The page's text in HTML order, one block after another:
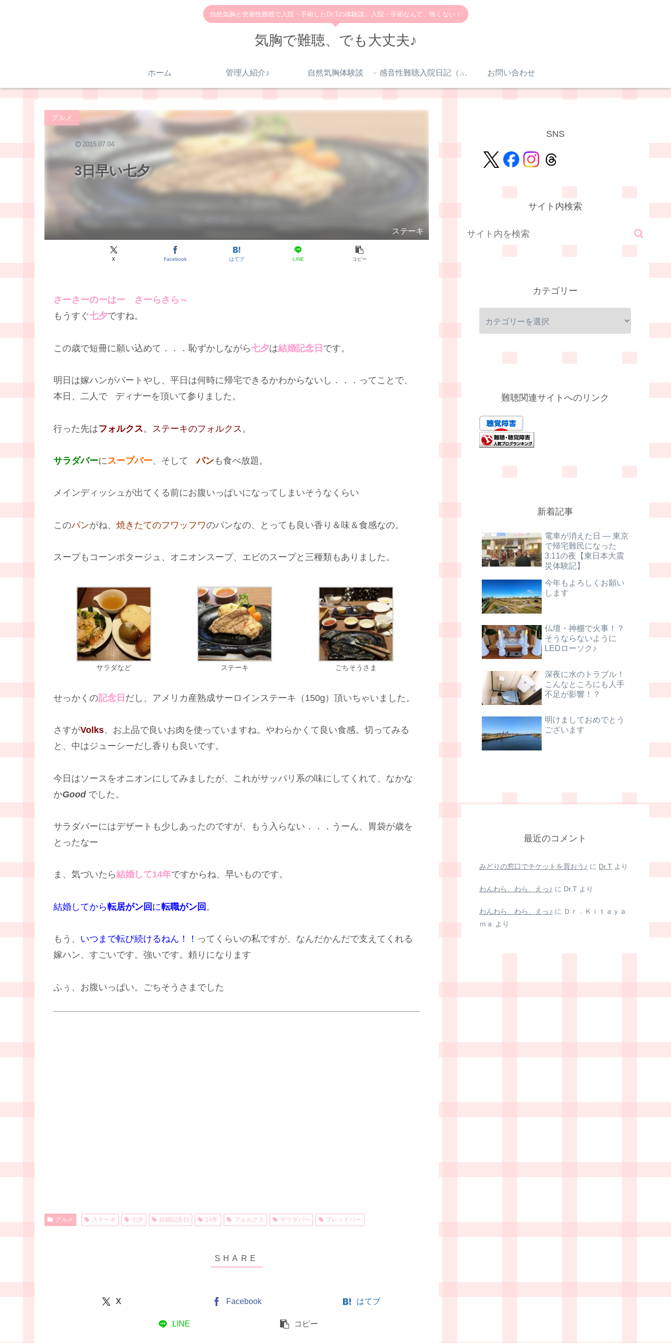
自然気胸と突発性難聴で入院・手術したDr.Tの体験談。入院・手術なんて、怖くない！
気胸で難聴、でも大丈夫♪
ホーム 管理人紹介♪ 自然気胸体験談 感音性難聴入院日記（体験談） お問い合わせ
3日早い七夕
グルメ
ステーキ
X Facebook はてブ LINE コピー
2015.07.04
さーさーのーはー さーらさら～
もうすぐ七夕ですね。
この歳で短冊に願い込めて．．．恥ずかしながら七夕は結婚記念日 です。
明日は嫁ハンがパートやし、平日は何時に帰宅できるかわからないし．．．ってことで、
本日、二人で
ディナーを頂いて参りました。
行った先はフォルクス。 ステーキのフォルクス 。
サラダバーに スープバー、そして パンも食べ放題。
メインディッシュが出てくる前にお腹いっぱいになってしまいそうなくらい
このパンがね、 焼きたてのフワッフワのパンなの、とっても良い香り＆味＆食感なの。
スープもコーンポタージュ、オニオンスープ、エビのスープと三種類もありました。
サラダなど ステーキ ごちそうさま
せっかくの記念日 だし、アメリカ産熟成サーロインステーキ（150g）頂いちゃいました。
さすがVolks、お上品で良いお肉を使っていますね。やわらかくて良い食感。切ってみる
と、中はジューシーだし香りも良いです。
今日はソースをオニオンにしてみましたが、これがサッパリ系の味にしてくれて、なかな
かGood でした。
サラダバーにはデザートも少しあったのですが、もう入らない．．．うーん、胃袋が歳を
とったなー
ま、気づいたら結婚して14年ですからね、早いものです。
結婚してから転居がン回 に転職がン回 。
もう、 いつまで転び続けるねん！！ ってくらいの私ですが、なんだかんだで支えてくれる
嫁ハン、すごいです。強いです。頼りになります
ふぅ、お腹いっぱい。ごちそうさまでした
グルメ ステーキ 七夕 結婚記念日 14年 フォルクス サラダバー ブレッドバー
X Facebook はてブ
LINE コピー
SNS
サイト内検索
カテゴリー
難聴関連サイトへのリンク
新着記事
電車が消えた日 ― 東京
で帰宅難民になった
3.11の夜【東日本大震
災体験記】
今年もよろしくお願い
します
仏壇・神棚で火事！？
そうならないように
LEDローソク♪
深夜に水のトラブル！
こんなところにも人手
不足が影響！？
明けましておめでとう
ございます
最近のコメント
みどりの窓口でチケットを買おう♪ に Dr.T より
わんわら、わら、えっ♪ に Dr.T より
わんわら、わら、えっ♪ に Ｄｒ．Ｋｉｔａｙａ
ｍａ
より